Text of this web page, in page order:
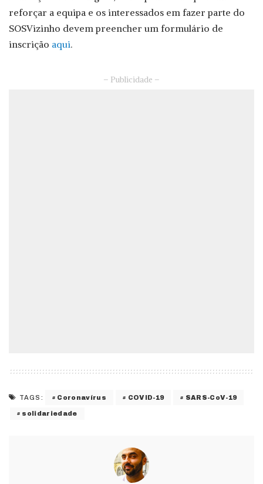
reforçar a equipa e os interessados em fazer parte do
SOSVizinho devem preencher um formulário de
inscrição aqui.
– Publicidade –
TAGS: Coronavírus COVID-19 SARS-CoV-19
solidariedade